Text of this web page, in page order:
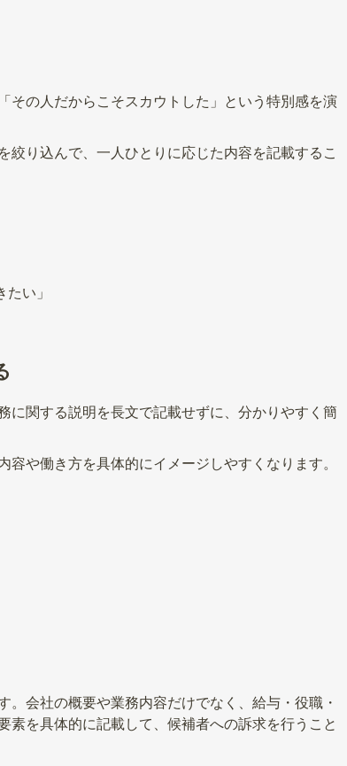
その人だからこそスカウトした」という特別感を演
絞り込んで、一人ひとりに応じた内容を記載するこ
い」
に関する説明を長文で記載せずに、分かりやすく簡
や働き方を具体的にイメージしやすくなります。
会社の概要や業務内容だけでなく、給与・役職・
を具体的に記載して、候補者への訴求を行うこと